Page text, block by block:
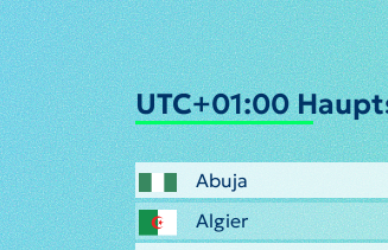
UTC+01:00
Abuja
Algier